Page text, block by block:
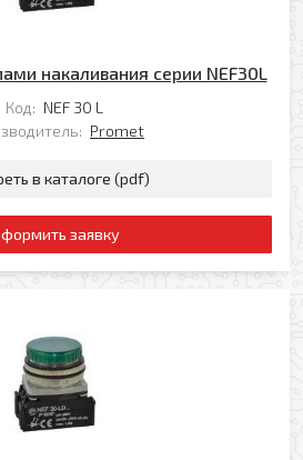
накаливания серии NEF30L
Код: NEF 30 L
Promet
в каталоге (pdf)
заявку
на обработку моих
в соответствии с
персональных данных